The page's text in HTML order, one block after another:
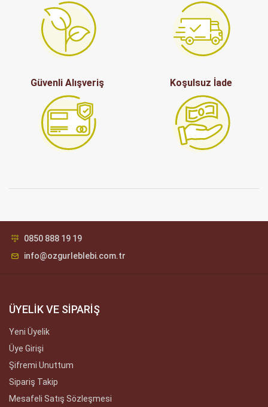
Güvenli Alışveriş Koşulsuz İade
0850 888 19 19
info@ozgurleblebi.com.tr
ÜYELİK VE SİPARİŞ
Yeni Üyelik
Üye Girişi
Şifremi Unuttum
Sipariş Takip
Mesafeli Satış Sözleşmesi